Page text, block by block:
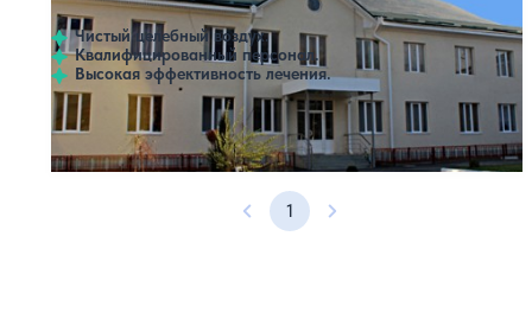
Чистый целебный воздух.
Квалифицированный персонал.
Высокая эффективность лечения.
Профилей лечения:1
Предыдущая страница
1 Следующая страница